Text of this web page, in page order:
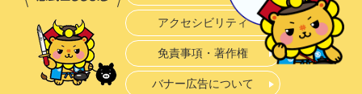
アクセシビリティ
免責事項・著作権
バナー広告について